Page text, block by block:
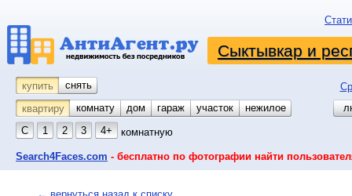
Сыктывкар и
купить снять
квартиру
комнату койко-место
дом гараж участок
нежилое
С
1 2 3 4+ комнатную
Search4Faces.com - бесплатно по фотографии найти